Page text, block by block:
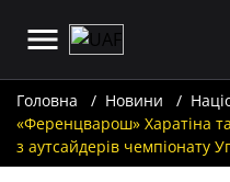
Головна Новини
«Ференцварош» Харатіна
з аутсайдерів чемпіонату